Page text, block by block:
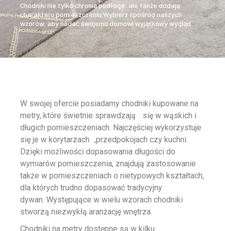
Chodniki nie tylko chronią podłogę, ale także dodają
charakteru pomieszczeniu.Wybierz spośród naszych
wzorów, aby nadać swojemu domowi wyjątkowy wygląd.
W swojej ofercie posiadamy chodniki kupowane na
metry, które świetnie sprawdzają się w wąskich i
długich pomieszczeniach. Najczęściej wykorzystuje
się je w korytarzach ,przedpokojach czy kuchni.
Dzięki możliwości dopasowania długości do
wymiarów pomieszczenia, znajdują zastosowanie
także w pomieszczeniach o nietypowych kształtach,
dla których trudno dopasować tradycyjny
dywan.Występujące w wielu wzorach chodniki
stworzą niezwykłą aranżację wnętrza.
Chodniki na metry dostępne są w kilku